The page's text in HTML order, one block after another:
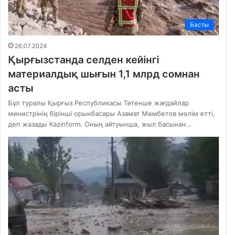
Басты
26.07.2024
Қырғызстанда селден кейінгі
материалдық шығын 1,1 млрд сомнан
асты
Бұл туралы Қырғыз Республикасы Төтенше жағдайлар
министрінің бірінші орынбасары Азамат Мәмбетов мәлім етті,
деп жазады Kazinform. Оның айтуынша, жыл басынан…